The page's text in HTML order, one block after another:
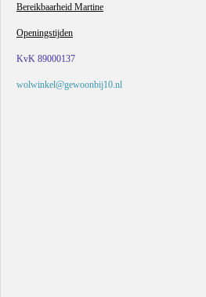
Bereikbaarheid Martine
Openingstijden
KvK 89000137
wolwinkel@gewoonbij10.nl